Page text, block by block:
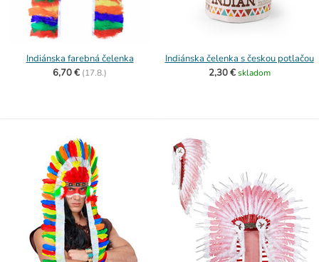
Indiánska farebná čelenka
6,70 € (17.8.)
Indiánska čelenka s českou potlačou
2,30 € skladom